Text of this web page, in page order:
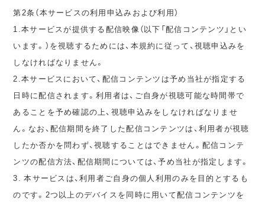
第2条（本サービスの利用申込みおよび利用）
1.本サービスが提供する配信映像（以下「配信コンテンツ」とい
います。）を視聴するためには、本規約に従って、視聴申込みを
しなければなりません。
2.本サービスにおいて、配信コンテンツは予め当社が指定する
日時に配信されます。利用者は、ご自身が視聴可能な時間帯で
あることを予め確認の上、視聴申込みをしなければなりませ
ん。なお、配信期間を終了した配信コンテンツは、利用者が視聴
したか否かを問わず、視聴することはできません。配信コンテ
ンツの配信方法、配信期間については、予め当社が指定します。
3. 本サービスは、利用者ご自身の個人利用のみを目的とするも
のです。2つ以上のデバイスを同時に用いて配信コンテンツを